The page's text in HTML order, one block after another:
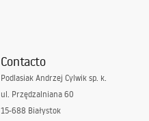
Contacto
Podlasiak Andrzej Cylwik sp. k.
ul. Przędzalniana 60
15-688 Białystok